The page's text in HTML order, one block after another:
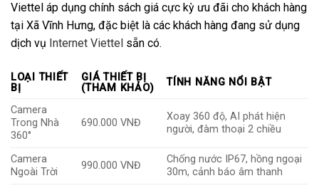
Viettel áp dụng chính sách giá cực kỳ ưu đãi cho khách hàng
tại Xã Vĩnh Hưng, đặc biệt là các khách hàng đang sử dụng
dịch vụ Internet Viettel sẵn có.
LOẠI THIẾT
BỊ
GIÁ THIẾT BỊ
(THAM KHẢO)
TÍNH NĂNG NỔI BẬT
Camera
Trong Nhà
360°
690.000 VNĐ
Xoay 360 độ, AI phát hiện
người, đàm thoại 2 chiều
Camera
Ngoài Trời
990.000 VNĐ
Chống nước IP67, hồng ngoại
30m, cảnh báo âm thanh